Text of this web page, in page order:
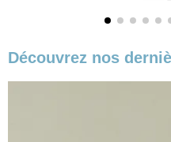
Découvrez nos